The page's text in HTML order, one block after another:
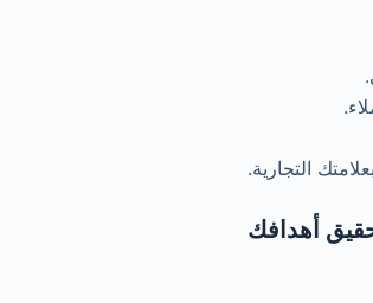
التجارية.
أهدافك